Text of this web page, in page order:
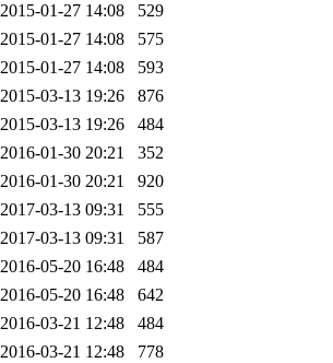
2015-01-27 14:08
529
2015-01-27 14:08
575
2015-01-27 14:08
593
2015-03-13 19:26
876
2015-03-13 19:26
484
2016-01-30 20:21
352
2016-01-30 20:21
920
2017-03-13 09:31
555
2017-03-13 09:31
587
2016-05-20 16:48
484
2016-05-20 16:48
642
2016-03-21 12:48
484
2016-03-21 12:48
778